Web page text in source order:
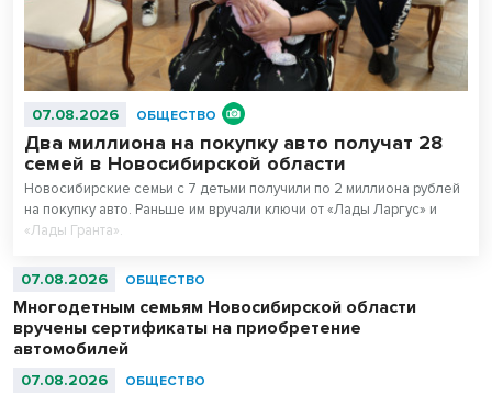
07.08.2026 ОБЩЕСТВО
Два миллиона на покупку авто получат 28
семей в Новосибирской области
Новосибирские семьи с 7 детьми получили по 2 миллиона рублей
на покупку авто. Раньше им вручали ключи от «Лады Ларгус» и
«Лады Гранта».
07.08.2026 ОБЩЕСТВО
Многодетным семьям Новосибирской области
вручены сертификаты на приобретение
автомобилей
07.08.2026 ОБЩЕСТВО